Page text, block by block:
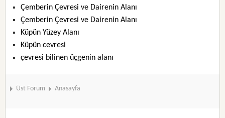
Çemberin Çevresi ve Dairenin Alanı
Çemberin Çevresi ve Dairenin Alanı
Küpün Yüzey Alanı
Küpün cevresi
çevresi bilinen üçgenin alanı
Üst Forum Anasayfa